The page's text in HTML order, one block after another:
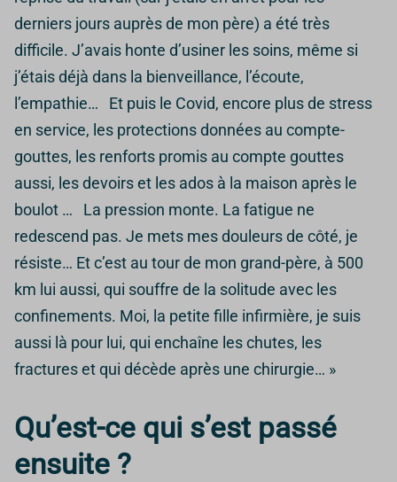
derniers jours auprès de mon père) a été très
difficile. J’avais honte d’usiner les soins, même si
j’étais déjà dans la bienveillance, l’écoute,
l’empathie… Et puis le Covid, encore plus de stress
en service, les protections données au compte-
gouttes, les renforts promis au compte gouttes
aussi, les devoirs et les ados à la maison après le
boulot … La pression monte. La fatigue ne
redescend pas. Je mets mes douleurs de côté, je
résiste… Et c’est au tour de mon grand-père, à 500
km lui aussi, qui souffre de la solitude avec les
confinements. Moi, la petite fille infirmière, je suis
aussi là pour lui, qui enchaîne les chutes, les
fractures et qui décède après une chirurgie… »
Qu’est-ce qui s’est passé
ensuite ?